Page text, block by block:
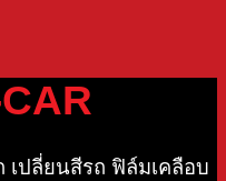
เปลี่ยนสีรถ ฟิล์มเคลือบ